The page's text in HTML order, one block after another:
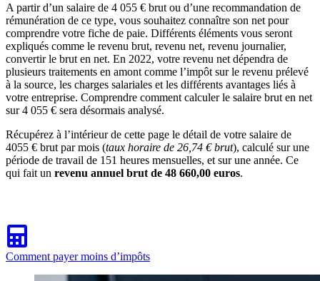
A partir d’un salaire de 4 055 € brut ou d’une recommandation de
rémunération de ce type, vous souhaitez connaître son net pour
comprendre votre fiche de paie. Différents éléments vous seront
expliqués comme le revenu brut, revenu net, revenu journalier,
convertir le brut en net. En 2022, votre revenu net dépendra de
plusieurs traitements en amont comme l’impôt sur le revenu prélevé
à la source, les charges salariales et les différents avantages liés à
votre entreprise. Comprendre comment calculer le salaire brut en net
sur 4 055 € sera désormais analysé.
Récupérez à l’intérieur de cette page le détail de votre salaire de
4055 € brut par mois (taux horaire de 26,74 € brut), calculé sur une
période de travail de 151 heures mensuelles, et sur une année. Ce
qui fait un revenu annuel brut de 48 660,00 euros.
Comment payer moins d’impôts